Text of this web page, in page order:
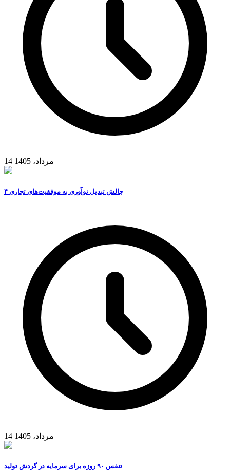
14 مرداد، 1405
۴ چالش تبدیل نوآوری به موفقیت‌های تجاری
14 مرداد، 1405
تنفس ۹۰ روزه برای سرمایه در گردش تولید